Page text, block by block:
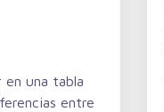
en una tabla
entre